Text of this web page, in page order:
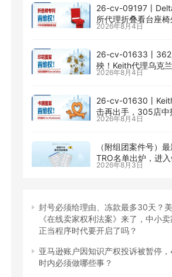
全面来袭
26-cv-09197㇑
所代理折叠看台座椅
专利维权，11个亚马
2026年8月4日
26-cv-01633㇑362
殃！Keith代理乌克
师Elvira Safiullina四
2026年8月4日
26-cv-01630㇑
击再出手，305店中
Irina Miroshnichenko
2026年8月4日
（附组团案件号）
TRO名单出炉，进入
时｜7月最后一周美国
2026年8月3日
封号必须给理由、冻款最多30天？
《在线卖家权利法案》来了，中小
正当程序时代要开启了吗？
亚马逊账户因知识产权投诉被暂停
时内必须做哪些事？